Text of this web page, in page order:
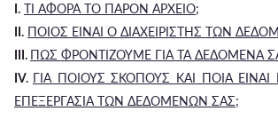
I. ΤΙ ΑΦΟΡΑ ΤΟ ΠΑΡΟΝ ΑΡΧΕΙΟ;
II. ΠΟΙΟΣ ΕΙΝΑΙ Ο ΔΙΑΧΕΙΡΙΣΤΗΣ ΤΩΝ
III. ΠΩΣ ΦΡΟΝΤΙΖΟΥΜΕ ΓΙΑ ΤΑ ΔΕΔΟΜΕΝΑ
IV. ΓΙΑ ΠΟΙΟΥΣ ΣΚΟΠΟΥΣ ΚΑΙ ΠΟΙΑ
ΕΠΕΞΕΡΓΑΣΙΑ ΤΩΝ ΔΕΔΟΜΕΝΩΝ ΣΑΣ;